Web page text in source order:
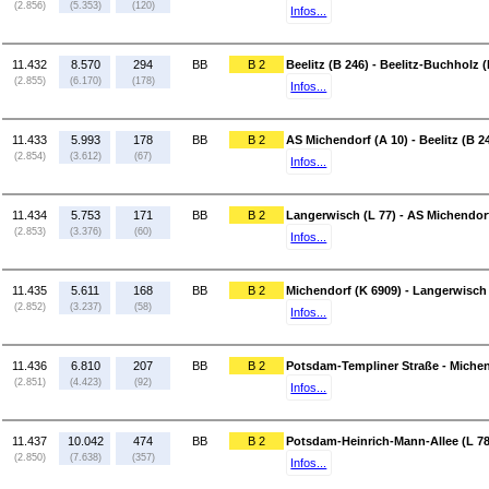
(2.856) (5.353) (120) Infos...
11.432
(2.855)
8.570
(6.170)
294
(178)
BB B 2
Beelitz (B 246) - Beelitz-Buchholz
Infos...
11.433
(2.854)
5.993
(3.612)
178
(67)
BB B 2
AS Michendorf (A 10) - Beelitz (B
Infos...
11.434
(2.853)
5.753
(3.376)
171
(60)
BB B 2
Langerwisch (L 77) - AS
Infos...
11.435
(2.852)
5.611
(3.237)
168
(58)
BB B 2
Michendorf (K 6909) - Langerwisch
Infos...
11.436
(2.851)
6.810
(4.423)
207
(92)
BB B 2
Potsdam-Templiner Straße -
Infos...
11.437
(2.850)
10.042
(7.638)
474
(357)
BB B 2
Potsdam-Heinrich-Mann-Allee (L
Infos...